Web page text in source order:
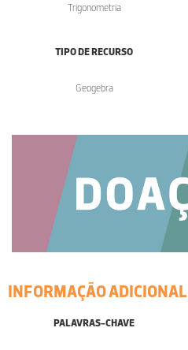
Trigonometria
TIPO DE RECURSO
Geogebra
INFORMAÇÃO ADICIONAL
PALAVRAS-CHAVE